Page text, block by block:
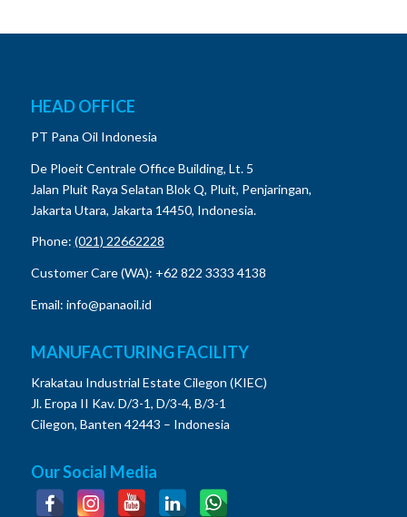
HEAD OFFICE
PT Pana Oil Indonesia
De Ploeit Centrale Office Building, Lt. 5
Jalan Pluit Raya Selatan Blok Q, Pluit, Penjaringan,
Jakarta Utara, Jakarta 14450, Indonesia.
Phone: (021) 22662228
Customer Care (WA): +62 822 3333 4138
Email: info@panaoil.id
MANUFACTURING FACILITY
Krakatau Industrial Estate Cilegon (KIEC)
Jl. Eropa II Kav. D/3-1, D/3-4, B/3-1
Cilegon, Banten 42443 – Indonesia
Our Social Media